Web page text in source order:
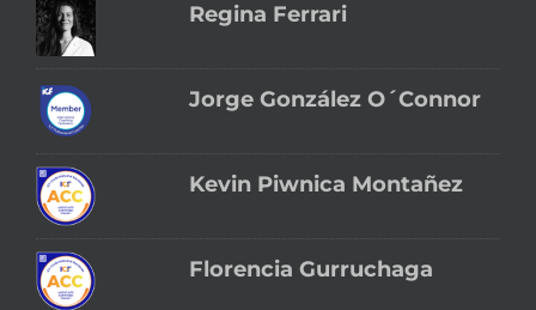
Regina Ferrari
Jorge González O´Connor
Kevin Piwnica Montañez
Florencia Gurruchaga